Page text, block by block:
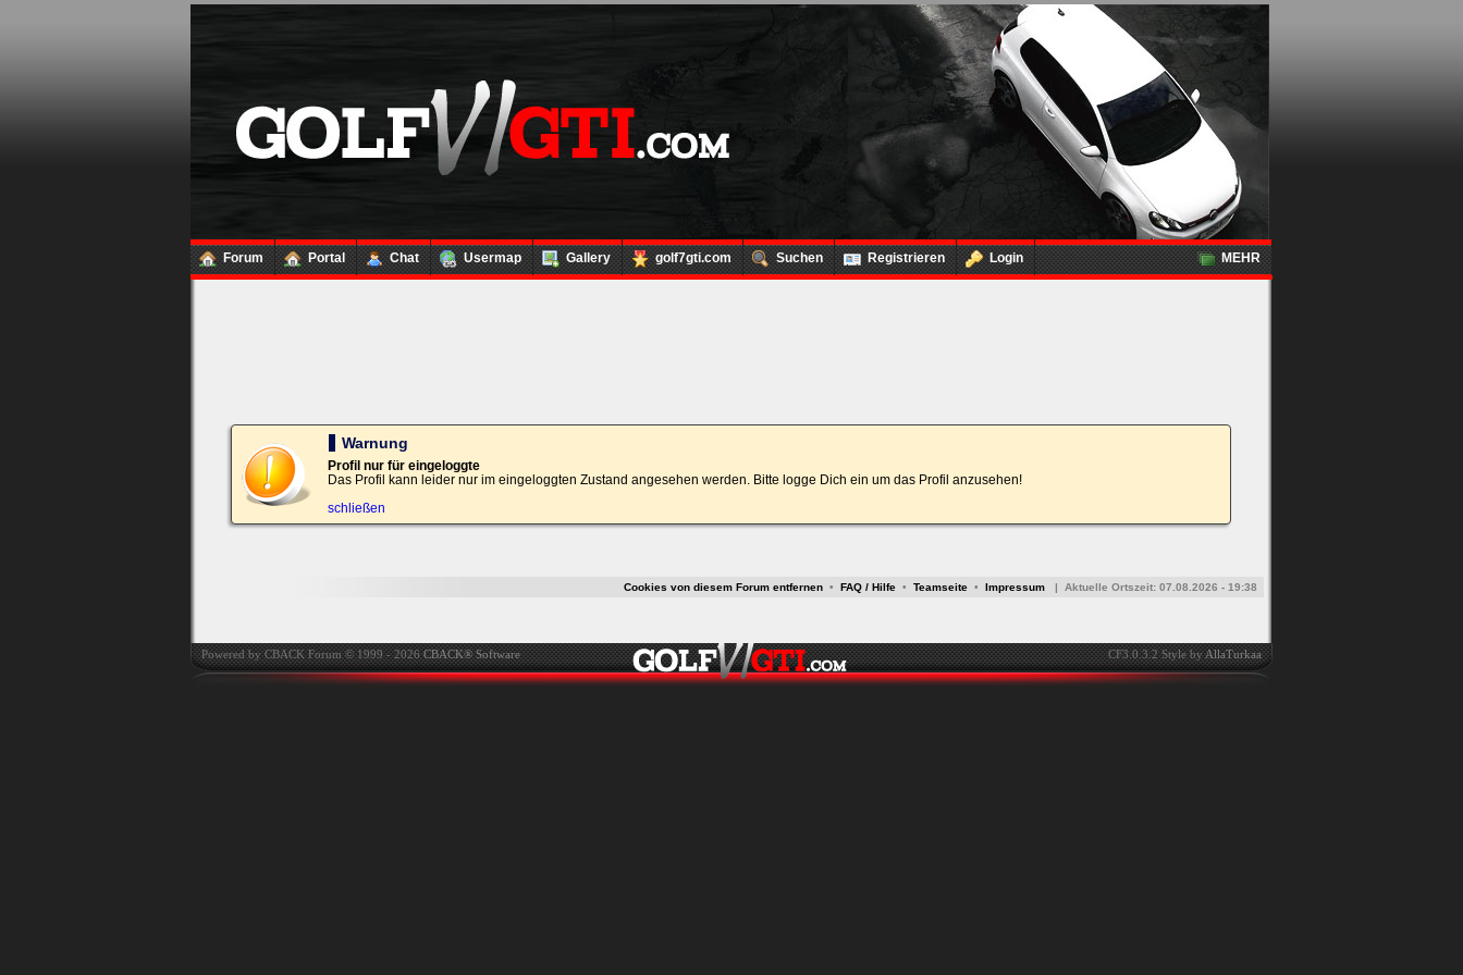
Forum Portal Chat Usermap Gallery golf7gti.com Suchen Registrieren Login MEHR
Loginbox
Trage
in
die
nachfolgenden
und
Kennwort
ein,
um
Bei jedem Besuch
automatisch einloggen.
Ich habe mein Passwort
vergessen|Registrieren
Warnung
Profil nur für eingeloggte
Das Profil kann leider nur im eingeloggten Zustand angesehen werden. Bitte logge Dich ein um das Profil anzusehen!
schließen
Cookies von diesem Forum entfernen • FAQ / Hilfe • Teamseite • Impressum | Aktuelle Ortszeit: 07.08.2026 - 19:38
Powered by CBACK Forum © 1999 - 2026CBACK® Software CF3.0.3.2 Style byAllaTurkaa